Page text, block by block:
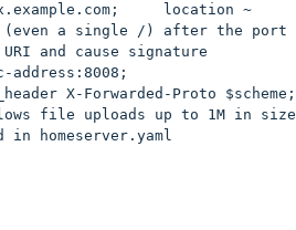
location ~
a single /) after the port
and cause signature
X-Forwarded-Proto $scheme;
file uploads up to 1M in size
in homeserver.yaml